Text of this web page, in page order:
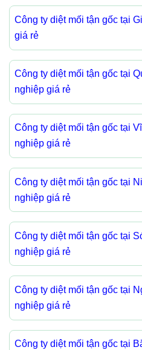
Công ty diệt mối tận gốc tại
giá rẻ
Công ty diệt mối tận gốc tại
nghiệp giá rẻ
Công ty diệt mối tận gốc tại
nghiệp giá rẻ
Công ty diệt mối tận gốc tại
nghiệp giá rẻ
Công ty diệt mối tận gốc tại
nghiệp giá rẻ
Công ty diệt mối tận gốc tại
nghiệp giá rẻ
Công ty diệt mối tận gốc tại